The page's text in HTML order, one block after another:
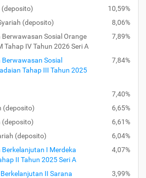
(deposito)
10,59%
(deposito)
8,06%
Sosial Orange
Tahap IV Tahun 2026 Seri A
7,89%
Sosial
Tahap III Tahun 2025
7,84%
7,40%
(deposito)
6,65%
(deposito)
6,61%
(deposito)
6,04%
I Merdeka
II Tahun 2025 Seri A
4,07%
II Sarana
3,99%